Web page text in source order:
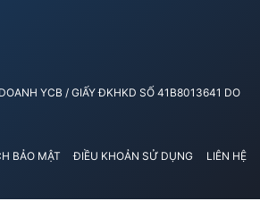
YCB / GIẤY ĐKHKD SỐ 41B8013641 DO
BẢO MẬT ĐIỀU KHOẢN SỬ DỤNG LIÊN HỆ